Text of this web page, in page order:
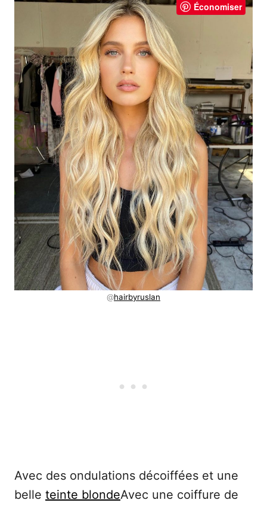
Économiser
@hairbyruslan
Avec des ondulations décoiffées et une
belle teinte blondeAvec une coiffure de